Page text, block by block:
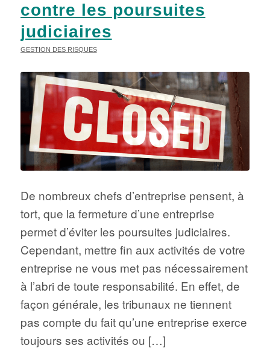
contre les poursuites
judiciaires
GESTION DES RISQUES
De nombreux chefs d’entreprise pensent, à
tort, que la fermeture d’une entreprise
permet d’éviter les poursuites judiciaires.
Cependant, mettre fin aux activités de votre
entreprise ne vous met pas nécessairement
à l’abri de toute responsabilité. En effet, de
façon générale, les tribunaux ne tiennent
pas compte du fait qu’une entreprise exerce
toujours ses activités ou […]